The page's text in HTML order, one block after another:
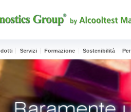
Servizi Formazione Sostenibilità